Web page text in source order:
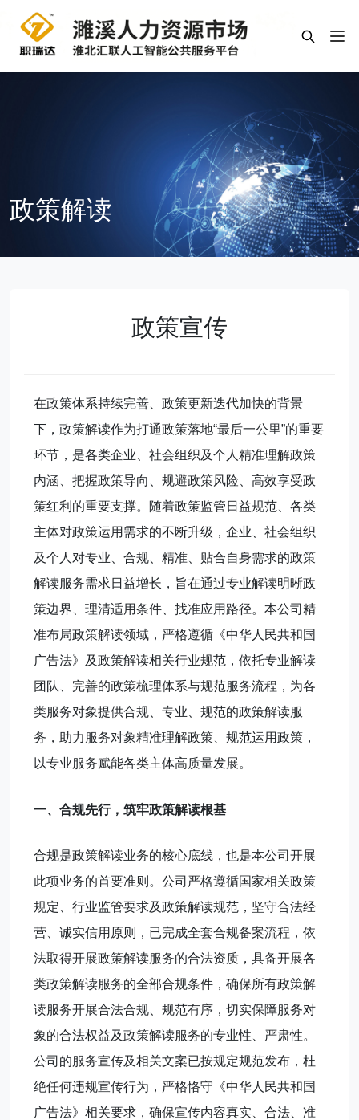
政策解读
政策宣传
在政策体系持续完善、政策更新迭代加快的背景
下，政策解读作为打通政策落地“最后一公里”的重要
环节，是各类企业、社会组织及个人精准理解政策
内涵、把握政策导向、规避政策风险、高效享受政
策红利的重要支撑。随着政策监管日益规范、各类
主体对政策运用需求的不断升级，企业、社会组织
及个人对专业、合规、精准、贴合自身需求的政策
解读服务需求日益增长，旨在通过专业解读明晰政
策边界、理清适用条件、找准应用路径。本公司精
准布局政策解读领域，严格遵循《中华人民共和国
广告法》及政策解读相关行业规范，依托专业解读
团队、完善的政策梳理体系与规范服务流程，为各
类服务对象提供合规、专业、规范的政策解读服
务，助力服务对象精准理解政策、规范运用政策，
以专业服务赋能各类主体高质量发展。
一、合规先行，筑牢政策解读根基
合规是政策解读业务的核心底线，也是本公司开展
此项业务的首要准则。公司严格遵循国家相关政策
规定、行业监管要求及政策解读规范，坚守合法经
营、诚实信用原则，已完成全套合规备案流程，依
法取得开展政策解读服务的合法资质，具备开展各
类政策解读服务的全部合规条件，确保所有政策解
读服务开展合法合规、规范有序，切实保障服务对
象的合法权益及政策解读服务的专业性、严肃性。
公司的服务宣传及相关文案已按规定规范发布，杜
绝任何违规宣传行为，严格恪守《中华人民共和国
广告法》相关要求，确保宣传内容真实、合法、准